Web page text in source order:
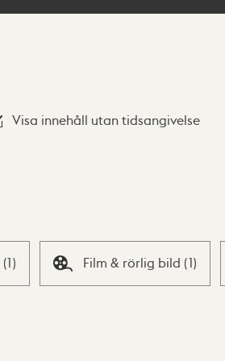
Visa innehåll utan tidsangivelse
(1) Film & rörlig bild (1)